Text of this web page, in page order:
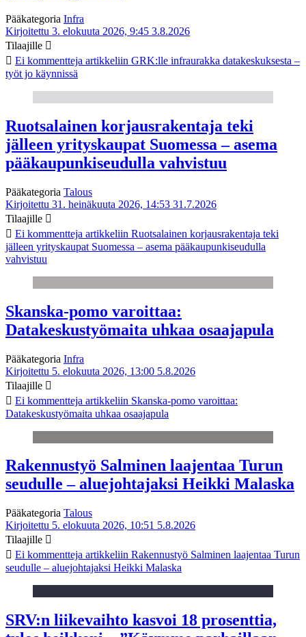
Pääkategoria Infra
Kirjoitettu 3. elokuuta 2026, 9:45 3.8.2026
Tilaajille
Ei kommentteja artikkeliin GRK:lle infraurakka datakeskuksesta –
työt jo käynnissä
Ruotsalainen korjausrakentaja teki
jälleen yrityskaupat Suomessa – asema
pääkaupunkiseudulla vahvistuu
Pääkategoria Talous
Kirjoitettu 31. heinäkuuta 2026, 14:53 31.7.2026
Tilaajille
Ei kommentteja artikkeliin Ruotsalainen korjausrakentaja teki
jälleen yrityskaupat Suomessa – asema pääkaupunkiseudulla
vahvistuu
Skanska-pomo varoittaa:
Datakeskustyömaita uhkaa osaajapula
Pääkategoria Infra
Kirjoitettu 5. elokuuta 2026, 13:00 5.8.2026
Tilaajille
Ei kommentteja artikkeliin Skanska-pomo varoittaa:
Datakeskustyömaita uhkaa osaajapula
Rakennustyö Salminen laajentaa Turun
seudulle – aluejohtajaksi Heikki Malaska
Pääkategoria Talous
Kirjoitettu 5. elokuuta 2026, 10:51 5.8.2026
Tilaajille
Ei kommentteja artikkeliin Rakennustyö Salminen laajentaa Turun
seudulle – aluejohtajaksi Heikki Malaska
SRV:n liikevaihto kasvoi 18 prosenttia,